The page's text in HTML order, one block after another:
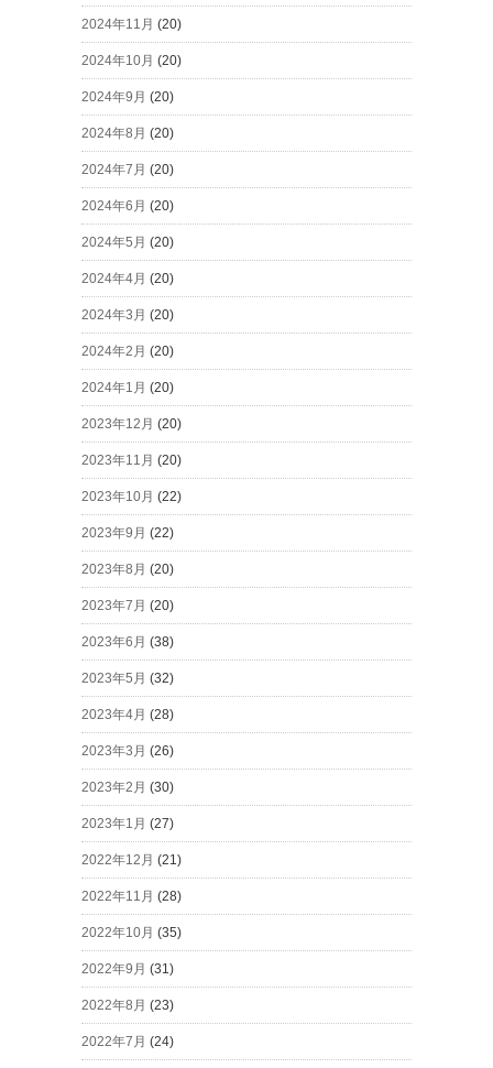
2024年11月 (20)
2024年10月 (20)
2024年9月 (20)
2024年8月 (20)
2024年7月 (20)
2024年6月 (20)
2024年5月 (20)
2024年4月 (20)
2024年3月 (20)
2024年2月 (20)
2024年1月 (20)
2023年12月 (20)
2023年11月 (20)
2023年10月 (22)
2023年9月 (22)
2023年8月 (20)
2023年7月 (20)
2023年6月 (38)
2023年5月 (32)
2023年4月 (28)
2023年3月 (26)
2023年2月 (30)
2023年1月 (27)
2022年12月 (21)
2022年11月 (28)
2022年10月 (35)
2022年9月 (31)
2022年8月 (23)
2022年7月 (24)